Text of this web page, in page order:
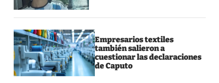
Empresarios textiles
también salieron a
cuestionar las declaraciones
de Caputo